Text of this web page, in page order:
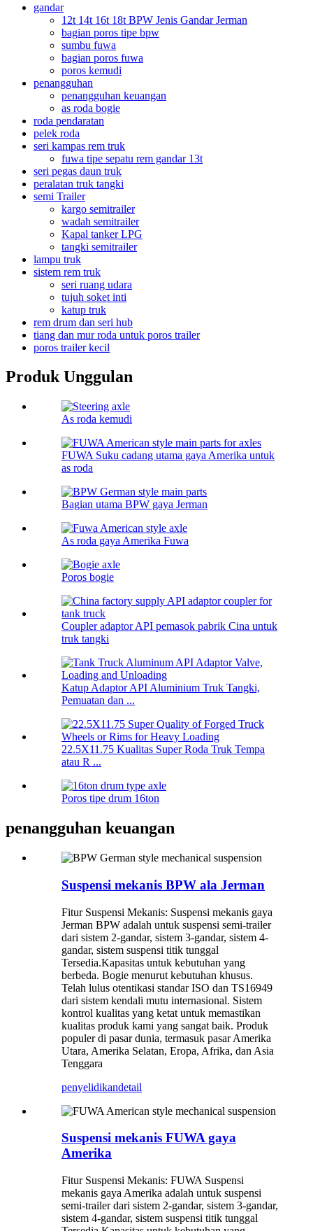
gandar
12t 14t 16t 18t BPW Jenis Gandar Jerman
bagian poros tipe bpw
sumbu fuwa
bagian poros fuwa
poros kemudi
penangguhan
penangguhan keuangan
as roda bogie
roda pendaratan
pelek roda
seri kampas rem truk
fuwa tipe sepatu rem gandar 13t
seri pegas daun truk
peralatan truk tangki
semi Trailer
kargo semitrailer
wadah semitrailer
Kapal tanker LPG
tangki semitrailer
lampu truk
sistem rem truk
seri ruang udara
tujuh soket inti
katup truk
rem drum dan seri hub
tiang dan mur roda untuk poros trailer
poros trailer kecil
Produk Unggulan
As roda kemudi
FUWA Suku cadang utama gaya Amerika untuk
as roda
Bagian utama BPW gaya Jerman
As roda gaya Amerika Fuwa
Poros bogie
Coupler adaptor API pemasok pabrik Cina untuk
truk tangki
Katup Adaptor API Aluminium Truk Tangki,
Pemuatan dan ...
22.5X11.75 Kualitas Super Roda Truk Tempa
atau R ...
Poros tipe drum 16ton
penangguhan keuangan
Suspensi mekanis BPW ala Jerman
Fitur Suspensi Mekanis: Suspensi mekanis gaya
Jerman BPW adalah untuk suspensi semi-trailer
dari sistem 2-gandar, sistem 3-gandar, sistem 4-
gandar, sistem suspensi titik tunggal
Tersedia.Kapasitas untuk kebutuhan yang
berbeda. Bogie menurut kebutuhan khusus.
Telah lulus otentikasi standar ISO dan TS16949
dari sistem kendali mutu internasional. Sistem
kontrol kualitas yang ketat untuk memastikan
kualitas produk kami yang sangat baik. Produk
populer di pasar dunia, termasuk pasar Amerika
Utara, Amerika Selatan, Eropa, Afrika, dan Asia
Tenggara
penyelidikandetail
Suspensi mekanis FUWA gaya
Amerika
Fitur Suspensi Mekanis: FUWA Suspensi
mekanis gaya Amerika adalah untuk suspensi
semi-trailer dari sistem 2-gandar, sistem 3-gandar,
sistem 4-gandar, sistem suspensi titik tunggal